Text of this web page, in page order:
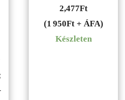
Ártartomány:
22,860Ft
2,477Ft
(1 950Ft + ÁFA)
Készleten